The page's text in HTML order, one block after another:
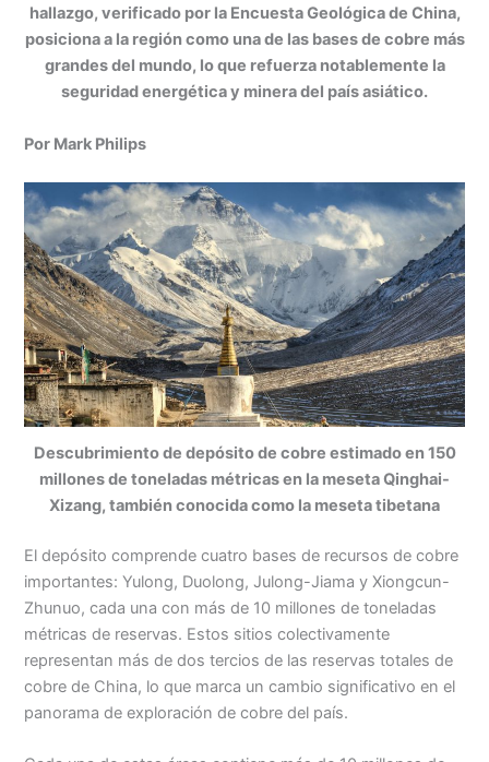
p
p
n o
o
k
n
g
er
tir
hallazgo, verificado por la Encuesta Geológica de China,
posiciona a la región como una de las bases de cobre más
grandes del mundo, lo que refuerza notablemente la
seguridad energética y minera del país asiático.
Por Mark Philips
Descubrimiento de depósito de cobre estimado en 150
millones de toneladas métricas en la meseta Qinghai-
Xizang, también conocida como la meseta tibetana
El depósito comprende cuatro bases de recursos de cobre
importantes: Yulong, Duolong, Julong-Jiama y Xiongcun-
Zhunuo, cada una con más de 10 millones de toneladas
métricas de reservas. Estos sitios colectivamente
representan más de dos tercios de las reservas totales de
cobre de China, lo que marca un cambio significativo en el
panorama de exploración de cobre del país.